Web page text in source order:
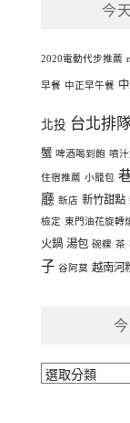
今
2020電動代步推薦
早餐 中正早午餐
北投 台北排
蟹 啤酒喝到飽 噴
住宿推薦 小籠包
廳 新店 新竹甜點
檢定 東門油花旋轉
火鍋 湯包 碗粿 茶
子 谷阿莫 越南河
今